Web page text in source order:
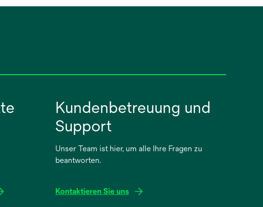
Kundenbetreuung und
Support
Unser Team ist hier, um alle Ihre Fragen zu
beantworten.
Kontaktieren Sie uns